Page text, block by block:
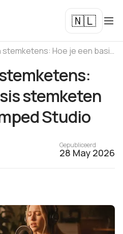
🇳🇱
Volgorde van stemketens: Hoe je een basis stemketen opbouwt in Amped Studio
stemketen
Studio
Gepubliceerd
28 May 2026